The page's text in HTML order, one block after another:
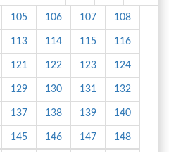
105 106 107 108
113 114 115 116
121 122 123 124
129 130 131 132
137 138 139 140
145 146 147 148